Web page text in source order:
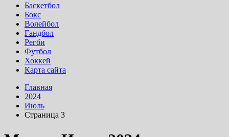
Баскетбол
Бокс
Волейбол
Гандбол
Регби
Футбол
Хоккей
Карта сайта
Главная
2024
Июль
Страница 3